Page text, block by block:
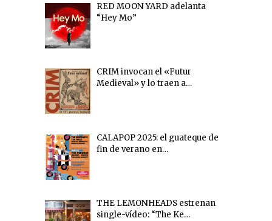
RED MOON YARD adelanta
“Hey Mo”
CRIM invocan el «Futur
Medieval» y lo traen a…
CALAPOP 2025: el guateque de
fin de verano en…
THE LEMONHEADS estrenan
single-vídeo: “The Ke…